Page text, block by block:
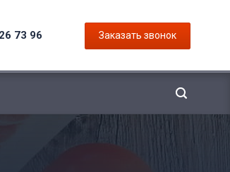
73 96 Заказать звонок